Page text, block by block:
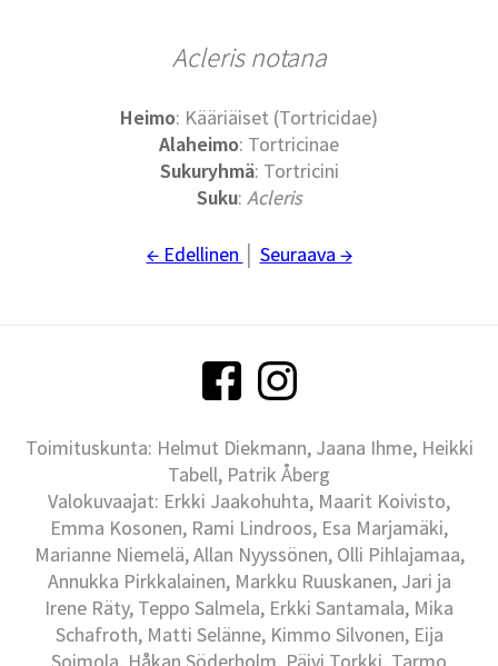
Acleris notana
Heimo: Kääriäiset (Tortricidae)
Alaheimo: Tortricinae
Sukuryhmä: Tortricini
Suku: Acleris
← Edellinen Seuraava →
Toimituskunta: Helmut Diekmann, Jaana Ihme, Heikki
Tabell, Patrik Åberg
Valokuvaajat: Erkki Jaakohuhta, Maarit Koivisto,
Emma Kosonen, Rami Lindroos, Esa Marjamäki,
Marianne Niemelä, Allan Nyyssönen, Olli Pihlajamaa,
Annukka Pirkkalainen, Markku Ruuskanen, Jari ja
Irene Räty, Teppo Salmela, Erkki Santamala, Mika
Schafroth, Matti Selänne, Kimmo Silvonen, Eija